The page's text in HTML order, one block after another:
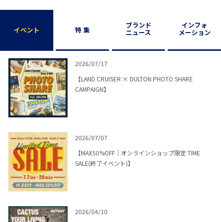
家具購入の際は、店舗に足を
組み立ても簡単だし、使い
すいし、見た目も可愛いの
で、このシリーズはとても気
に入っていますが、個人的に
は、前回のレトロな感じの方
イベント 特 集
ブランド
ニュース
インフォ
メーション
2026/07/17
【LAND CRUISER × DULTON PHOTO SHARE
CAMPAIGN】
2026/07/07
【MAX50%OFF｜オンラインショップ限定 TIME
SALE(終了イベント)】
2026/04/10